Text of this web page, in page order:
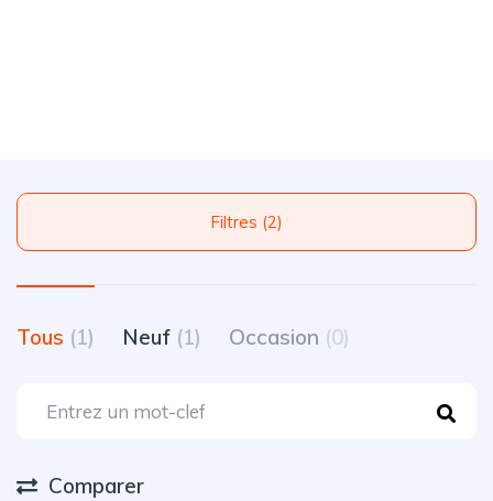
Filtres (2)
Tous (1) Neuf (1) Occasion (0)
Comparer